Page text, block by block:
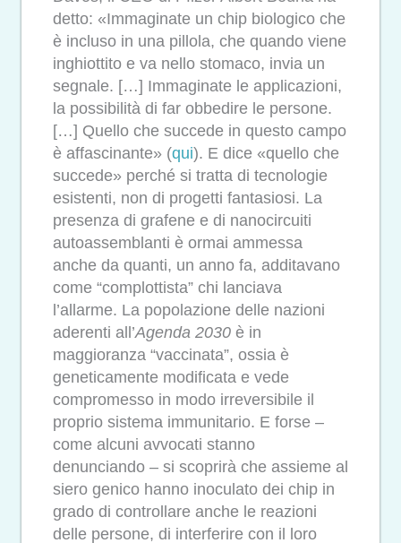
detto: «Immaginate un chip biologico che
è incluso in una pillola, che quando viene
inghiottito e va nello stomaco, invia un
segnale. […] Immaginate le applicazioni,
la possibilità di far obbedire le persone.
[…] Quello che succede in questo campo
è affascinante» (qui). E dice «quello che
succede» perché si tratta di tecnologie
esistenti, non di progetti fantasiosi. La
presenza di grafene e di nanocircuiti
autoassemblanti è ormai ammessa
anche da quanti, un anno fa, additavano
come “complottista” chi lanciava
l’allarme. La popolazione delle nazioni
aderenti all’Agenda 2030 è in
maggioranza “vaccinata”, ossia è
geneticamente modificata e vede
compromesso in modo irreversibile il
proprio sistema immunitario. E forse –
come alcuni avvocati stanno
denunciando – si scoprirà che assieme al
siero genico hanno inoculato dei chip in
grado di controllare anche le reazioni
delle persone, di interferire con il loro